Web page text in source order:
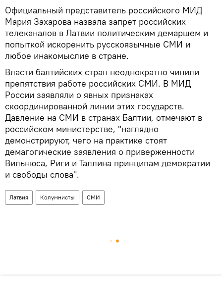
Официальный представитель российского МИД
Мария Захарова назвала запрет российских
телеканалов в Латвии политическим демаршем и
попыткой искоренить русскоязычные СМИ и
любое инакомыслие в стране.
Власти балтийских стран неоднократно чинили
препятствия работе российских СМИ. В МИД
России заявляли о явных признаках
скоординированной линии этих государств.
Давление на СМИ в странах Балтии, отмечают в
российском министерстве, "наглядно
демонстрируют, чего на практике стоят
демагогические заявления о приверженности
Вильнюса, Риги и Таллина принципам демократии
и свободы слова".
Латвия Колумнисты СМИ